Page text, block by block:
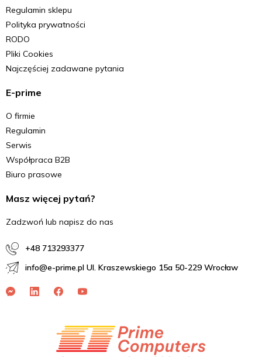
Regulamin sklepu
Polityka prywatności
RODO
Pliki Cookies
Najczęściej zadawane pytania
E-prime
O firmie
Regulamin
Serwis
Współpraca B2B
Biuro prasowe
Masz więcej pytań?
Zadzwoń lub napisz do nas
+48 713293377
info@e-prime.pl Ul. Kraszewskiego 15a 50-229 Wrocław